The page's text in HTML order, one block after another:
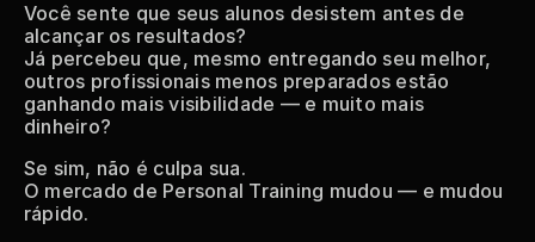
Você sente que seus alunos desistem antes de
alcançar os resultados?
Já percebeu que, mesmo entregando seu melhor,
outros profissionais menos preparados estão
ganhando mais visibilidade — e muito mais
dinheiro?
Se sim, não é culpa sua.
O mercado de Personal Training mudou — e mudou
rápido.